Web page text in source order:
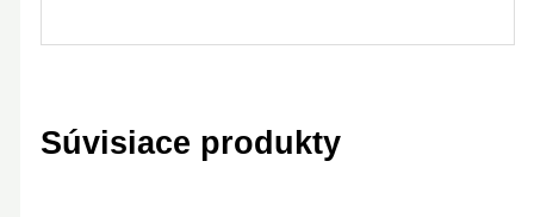
Súvisiace produkty